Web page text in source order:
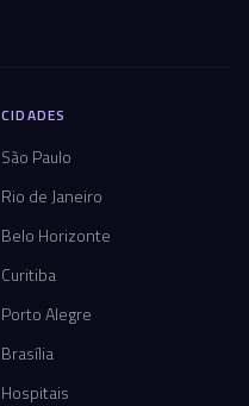
CIDADES
São Paulo
Rio de Janeiro
Belo Horizonte
Curitiba
Porto Alegre
Brasília
Hospitais